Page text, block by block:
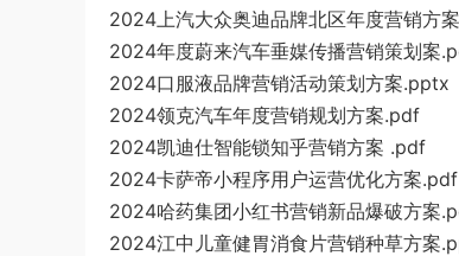
2024上汽大众奥迪品牌北区年度营销方
2024年度蔚来汽车垂媒传播营销策划案
2024口服液品牌营销活动策划方案.pptx
2024领克汽车年度营销规划方案.pdf
2024凯迪仕智能锁知乎营销方案 .pdf
2024卡萨帝小程序用户运营优化方案.pdf
2024哈药集团小红书营销新品爆破方案
2024江中儿童健胃消食片营销种草方案